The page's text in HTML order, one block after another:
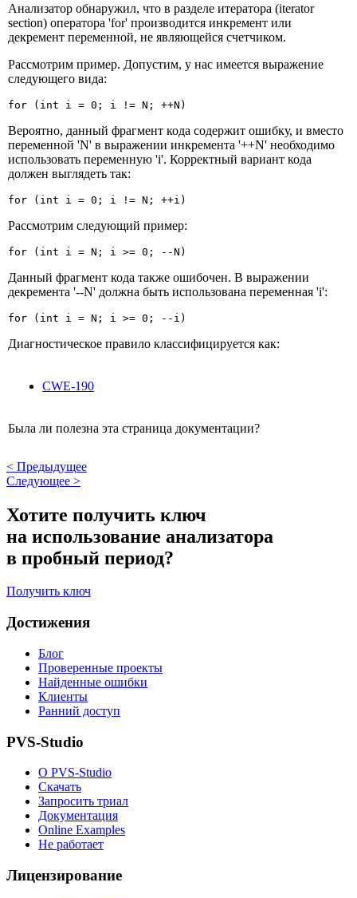
Анализатор обнаружил, что в разделе итератора (iterator
section) оператора 'for' производится инкремент или
декремент переменной, не являющейся счетчиком.
Рассмотрим пример. Допустим, у нас имеется выражение
следующего вида:
for (int i = 0; i != N; ++N)
Вероятно, данный фрагмент кода содержит ошибку, и вместо
переменной 'N' в выражении инкремента '++N' необходимо
использовать переменную 'i'. Корректный вариант кода
должен выглядеть так:
for (int i = 0; i != N; ++i)
Рассмотрим следующий пример:
for (int i = N; i >= 0; --N)
Данный фрагмент кода также ошибочен. В выражении
декремента '--N' должна быть использована переменная 'i':
for (int i = N; i >= 0; --i)
Диагностическое правило классифицируется как:
CWE-190
Была ли полезна эта страница документации?
< Предыдущее
Следующее >
Хотите получить ключ
на использование анализатора
в пробный период?
Получить ключ
Достижения
Блог
Проверенные проекты
Найденные ошибки
Клиенты
Ранний доступ
PVS-Studio
О PVS-Studio
Скачать
Запросить триал
Документация
Online Examples
Не работает
Лицензирование